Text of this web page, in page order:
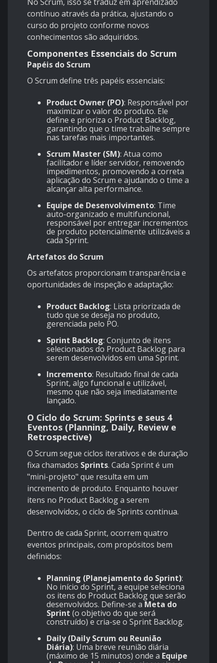
contínuo através da prática, ajustando o
curso do projeto conforme novos
conhecimentos são adquiridos.
Componentes Essenciais do Scrum
Papéis do Scrum
O Scrum define três papéis essenciais:
Product Owner (PO): Responsável por
maximizar o valor do produto. Ele
define e prioriza o Product Backlog,
garantindo que o time trabalhe sempre
nas tarefas mais importantes.
Scrum Master (SM): Atua como
facilitador e líder servidor, removendo
impedimentos, promovendo a correta
aplicação do Scrum e ajudando o time a
alcançar alta performance.
Equipe de Desenvolvimento: Time
auto-organizado e multifuncional,
responsável por entregar incrementos
de produto potencialmente utilizáveis a
cada Sprint.
Artefatos do Scrum
Os artefatos proporcionam transparência e
oportunidades de inspeção e adaptação:
Product Backlog: Lista priorizada de
tudo que se deseja no produto,
gerenciada pelo PO.
Sprint Backlog: Conjunto de itens
selecionados do Product Backlog para
serem desenvolvidos em uma Sprint.
Incremento: Resultado final de cada
Sprint, algo funcional e utilizável,
mesmo que não seja imediatamente
lançado.
O Ciclo do Scrum: Sprints e seus 4
Eventos (Planning, Daily, Review e
Retrospective)
O Scrum segue ciclos iterativos e de duração
fixa chamados Sprints. Cada Sprint é um
"mini-projeto" que resulta em um
incremento de produto. Enquanto houver
itens no Product Backlog a serem
desenvolvidos, o ciclo de Sprints continua.
Dentro de cada Sprint, ocorrem quatro
eventos principais, com propósitos bem
definidos:
Planning (Planejamento do Sprint):
No início do Sprint, a equipe seleciona
os itens do Product Backlog que serão
desenvolvidos. Define-se a Meta do
Sprint (o objetivo do que será
construído) e cria-se o Sprint Backlog.
Daily (Daily Scrum ou Reunião
Diária): Uma breve reunião diária
(máximo de 15 minutos) onde a Equipe